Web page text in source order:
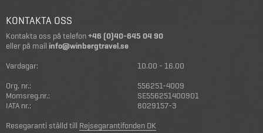
KONTAKTA OSS
Kontakta oss på telefon+46 (0)40-645 04 90
eller på mail info@winbergtravel.se
Vardagar:
10.00 - 16.00
Org. nr.:
556251-4009
Momsreg.nr.:
SE556251400901
IATA nr.:
8029157-3
Resegaranti ställd till Rejsegarantifonden DK